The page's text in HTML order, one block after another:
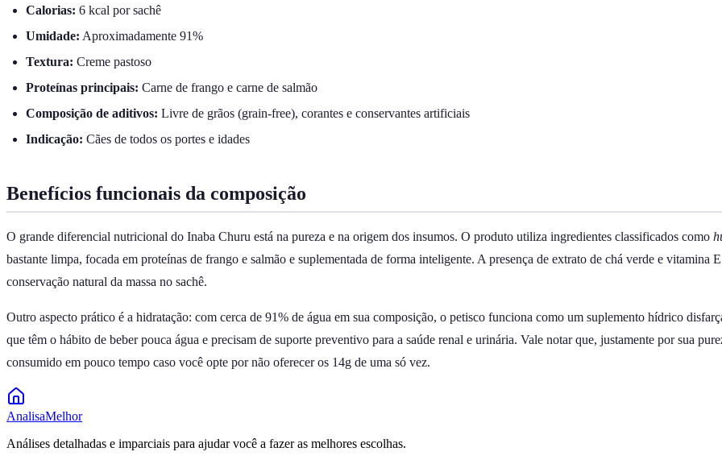
Calorias: 6 kcal por sachê
Umidade: Aproximadamente 91%
Textura: Creme pastoso
Proteínas principais: Carne de frango e carne de salmão
Composição de aditivos: Livre de grãos (grain-free), corantes e conservantes artificiais
Indicação: Cães de todos os portes e idades
Benefícios funcionais da composição
O grande diferencial nutricional do Inaba Churu está na pureza e na origem dos insumos. O produto utiliza ingredientes classificados como
bastante limpa, focada em proteínas de frango e salmão e suplementada de forma inteligente. A presença de extrato de chá verde e vitamina
conservação natural da massa no sachê.
Outro aspecto prático é a hidratação: com cerca de 91% de água em sua composição, o petisco funciona como um suplemento hídrico
que têm o hábito de beber pouca água e precisam de suporte preventivo para a saúde renal e urinária. Vale notar que, justamente por sua
consumido em pouco tempo caso você opte por não oferecer os 14g de uma só vez.
AnalisaMelhor
Análises detalhadas e imparciais para ajudar você a fazer as melhores escolhas.